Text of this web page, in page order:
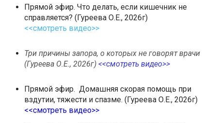
Прямой эфир. Что делать, если кишечник не
справляется? (Гуреева О.Е., 2026г)
<<смотреть видео>>
Три причины запора, о которых не говорят врачи
(Гуреева О.Е., 2026г) <<смотреть видео>>
Прямой эфир. Домашняя скорая помощь при
вздутии, тяжести и спазме. (Гуреева О.Е., 2026г)
<<смотреть видео>>